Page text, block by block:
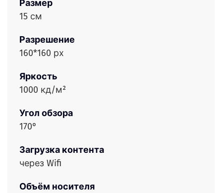
Размер
15 см
Разрешение
160*160 рх
Яркость
1000 кд/м²
Угол обзора
170°
Загрузка контента
через Wifi
Объём носителя